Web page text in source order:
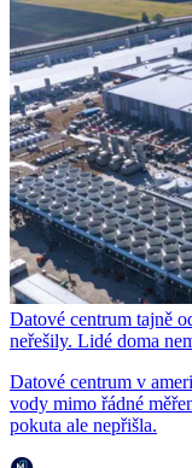
Datové centrum tajně
neřešily. Lidé doma
Datové centrum v
vody mimo řádné
pokuta ale nepřišla.